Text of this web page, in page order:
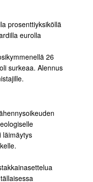
prosenttiyksiköllä
eurolla
26
surkeaa. Alennus
läimäytys